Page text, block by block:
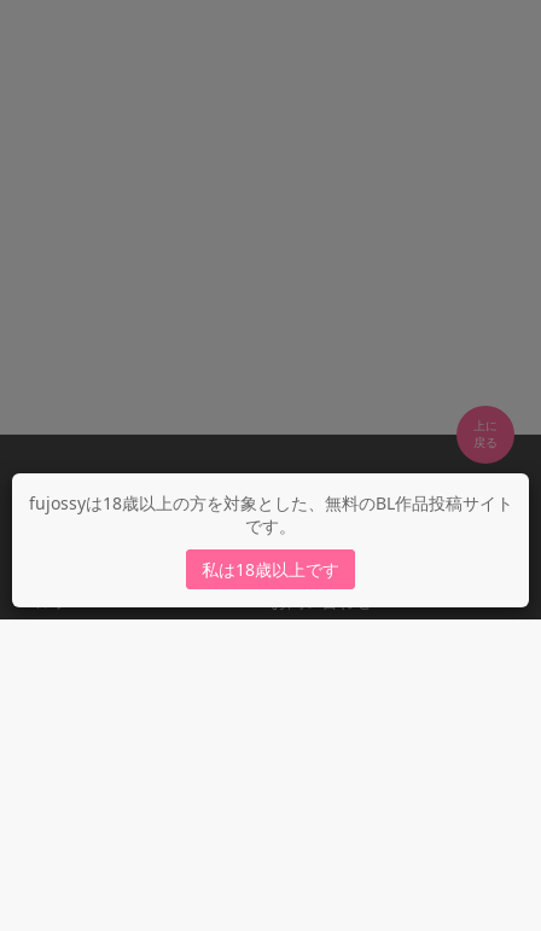
fujossyは18歳以上の方を対象とした、無料のBL作品投稿サイト
です。
私は18歳以上です
上に
fujossyについて
fujossy運営ブログ